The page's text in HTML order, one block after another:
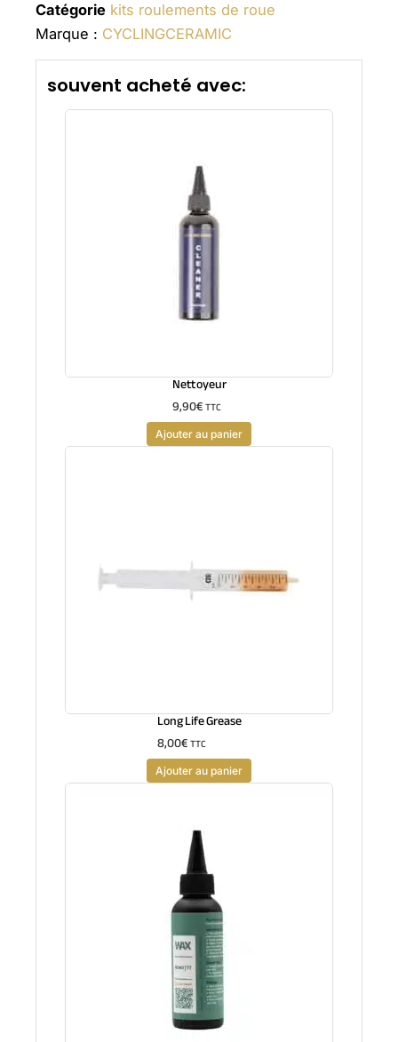
Catégorie kits roulements de roue
Marque : CYCLINGCERAMIC
souvent acheté avec:
Nettoyeur
9,90€TTC
Ajouter au panier
Long Life Grease
8,00€TTC
Ajouter au panier